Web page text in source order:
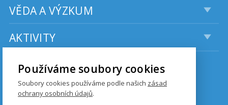
VĚDA A VÝZKUM
AKTIVITY
KONTAKTY
Institut komunikačních studií
Používáme soubory cookies
Soubory cookies používáme podle našich zásad
ochrany osobních údajů.